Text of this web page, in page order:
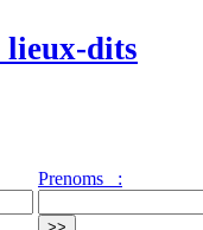
lieux-dits
Prenoms :